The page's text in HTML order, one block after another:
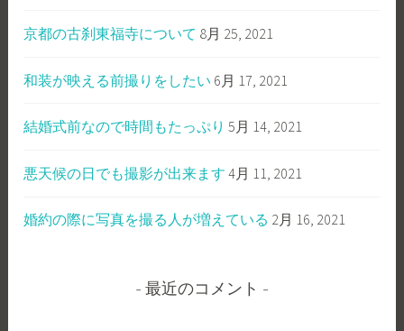
京都の古刹東福寺について 8月 25, 2021
和装が映える前撮りをしたい 6月 17, 2021
結婚式前なので時間もたっぷり 5月 14, 2021
悪天候の日でも撮影が出来ます 4月 11, 2021
婚約の際に写真を撮る人が増えている 2月 16, 2021
最近のコメント